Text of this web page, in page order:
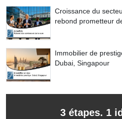
Croissance du
rebond prometteur
Immobilier de
Dubai, Singapour
3 étapes. 1